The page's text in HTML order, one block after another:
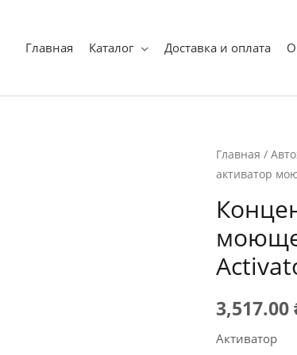
Главная Каталог Доставка и оплата
Главная /
активатор
3,517.00
Активатор